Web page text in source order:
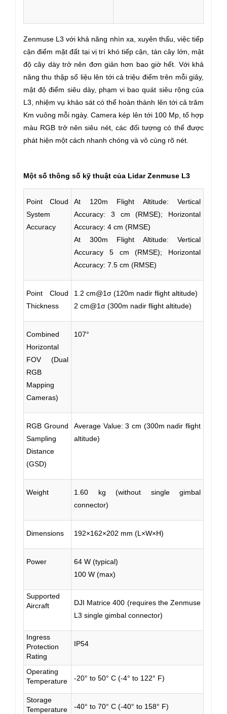
Zenmuse L3 với khả năng nhìn xa, xuyên thấu, việc tiếp
cận điểm mặt đất tại vị trí khó tiếp cận, tán cây lớn, mật
độ cây dày trở nên đơn giản hơn bao giờ hết. Với khả
năng thu thập số liệu lên tới cả triệu điểm trên mỗi giây,
mật độ điểm siêu dày, phạm vi bao quát siêu rộng của
L3, nhiệm vụ khảo sát có thể hoàn thành lên tới cả trăm
Km vuông mỗi ngày. Camera kép lên tới 100 Mp, tổ hợp
màu RGB trở nên siêu nét, các đối tượng có thể được
phát hiện một cách nhanh chóng và vô cùng rõ nét.
Một số thông số kỹ thuật của Lidar Zenmuse L3
Point Cloud
System
Accuracy
At 120m Flight Altitude: Vertical
Accuracy: 3 cm (RMSE); Horizontal
Accuracy: 4 cm (RMSE)
At 300m Flight Altitude: Vertical
Accuracy 5 cm (RMSE); Horizontal
Accuracy: 7.5 cm (RMSE)
Point Cloud
Thickness
1.2 cm@1σ (120m nadir flight altitude)
2 cm@1σ (300m nadir flight altitude)
Combined
Horizontal
FOV (Dual
RGB
Mapping
Cameras)
107°
RGB Ground
Sampling
Distance
(GSD)
Average Value: 3 cm (300m nadir flight
altitude)
Weight
1.60 kg (without single gimbal
connector)
Dimensions 192×162×202 mm (L×W×H)
Power
64 W (typical)
100 W (max)
Supported
Aircraft
DJI Matrice 400 (requires the Zenmuse
L3 single gimbal connector)
Ingress
Protection
Rating
IP54
Operating
Temperature
-20° to 50° C (-4° to 122° F)
Storage
Temperature
-40° to 70° C (-40° to 158° F)